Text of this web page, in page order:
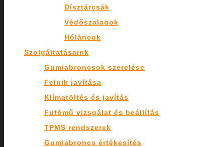
Dísztárcsák
Védőszalagok
Hóláncok
Szolgáltatásaink
Gumiabroncsok szerelése
Felnik javítása
Klímatöltés és javítás
Futómű vizsgálat és beállítás
TPMS rendszerek
Gumiabroncs értékesítés